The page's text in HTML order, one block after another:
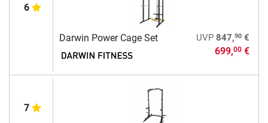
6
Darwin Power Cage Set UVP 847,90€
699,00€
7